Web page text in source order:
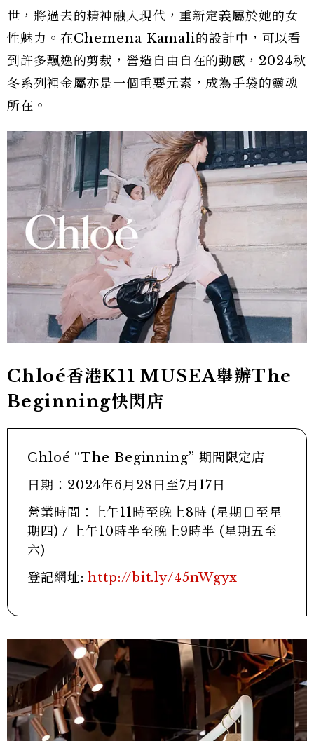
世，將過去的精神融入現代，重新定義屬於她的女
性魅力。在Chemena Kamali的設計中，可以看
到許多飄逸的剪裁，營造自由自在的動感，2024秋
冬系列裡金屬亦是一個重要元素，成為手袋的靈魂
所在。
Chloé香港K11 MUSEA舉辦The
Beginning快閃店
Chloé “The Beginning” 期間限定店
日期：2024年6月28日至7月17日
營業時間：上午11時至晚上8時 (星期日至星
期四) / 上午10時半至晚上9時半 (星期五至
六)
登記網址:http://bit.ly/45nWgyx